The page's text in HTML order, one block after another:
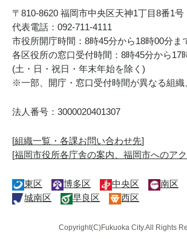
〒810-8620 福岡市中央区天神1丁目8番1号
代表電話：092-711-4111
市役所開庁時間：8時45分から18時00分ま
各区役所の窓口受付時間：8時45分から17
(土・日・祝日・年末年始を除く)
※一部、開庁・窓口受付時間が異なる組織
法人番号：3000020401307
[組織一覧・各課お問い合わせ先]
[福岡市役所各庁舎の案内、福岡市へのア
東区 博多区 中央区
南区
城南区
早良区 西区
Copyright(C)Fukuoka City.All Rights